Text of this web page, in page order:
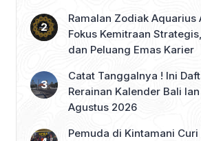
Ramalan Zodiak Aquarius
Fokus Kemitraan
dan Peluang Emas Karier
Catat Tanggalnya ! Ini
Rerainan Kalender Bali
Agustus 2026
Pemuda di Kintamani Curi